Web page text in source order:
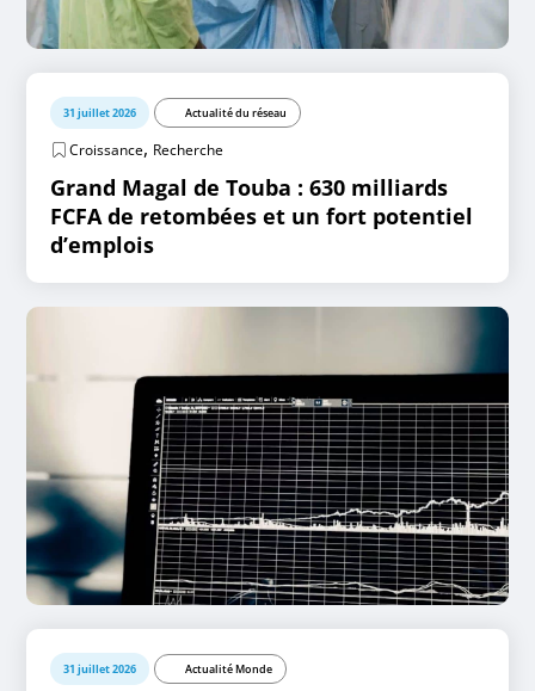
31 juillet 2026 Actualité du réseau
Croissance, Recherche
Grand Magal de Touba : 630 milliards
FCFA de retombées et un fort potentiel
d’emplois
31 juillet 2026 Actualité Monde